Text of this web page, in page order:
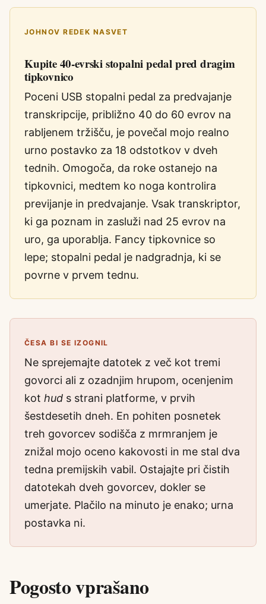
JOHNOV REDEK NASVET
Kupite 40-evrski stopalni pedal pred dragim
tipkovnico
Poceni USB stopalni pedal za predvajanje
transkripcije, približno 40 do 60 evrov na
rabljenem tržišču, je povečal mojo realno
urno postavko za 18 odstotkov v dveh
tednih. Omogoča, da roke ostanejo na
tipkovnici, medtem ko noga kontrolira
previjanje in predvajanje. Vsak transkriptor,
ki ga poznam in zasluži nad 25 evrov na
uro, ga uporablja. Fancy tipkovnice so
lepe; stopalni pedal je nadgradnja, ki se
povrne v prvem tednu.
ČESA BI SE IZOGNIL
Ne sprejemajte datotek z več kot tremi
govorci ali z ozadnjim hrupom, ocenjenim
kot hud s strani platforme, v prvih
šestdesetih dneh. En pohiten posnetek
treh govorcev sodišča z mrmranjem je
znižal mojo oceno kakovosti in me stal dva
tedna premijskih vabil. Ostajajte pri čistih
datotekah dveh govorcev, dokler se
umerjate. Plačilo na minuto je enako; urna
postavka ni.
Pogosto vprašano